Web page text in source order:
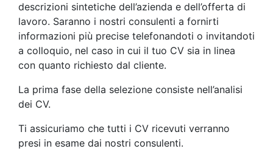
descrizioni sintetiche dell’azienda e dell’offerta di
lavoro. Saranno i nostri consulenti a fornirti
informazioni più precise telefonandoti o invitandoti
a colloquio, nel caso in cui il tuo CV sia in linea
con quanto richiesto dal cliente.
La prima fase della selezione consiste nell’analisi
dei CV.
Ti assicuriamo che tutti i CV ricevuti verranno
presi in esame dai nostri consulenti.